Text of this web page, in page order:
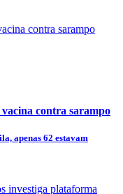
contra sarampo
apenas 62 estavam